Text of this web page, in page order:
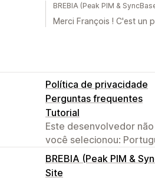
BREBIA (Peak PIM &
Merci François ! C'est un
Política de privacidade
Perguntas frequentes
Tutorial
Este desenvolvedor
você selecionou:
BREBIA (Peak PIM &
Site